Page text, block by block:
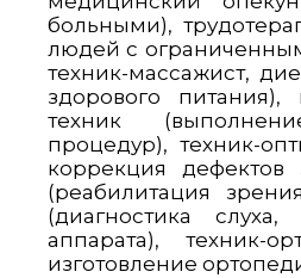
больными),
людей с
техник-массажист,
здорового питания),
техник
процедур), техник-
коррекция дефектов
(реабилитация
(диагностика
аппарата), техник-
изготовление